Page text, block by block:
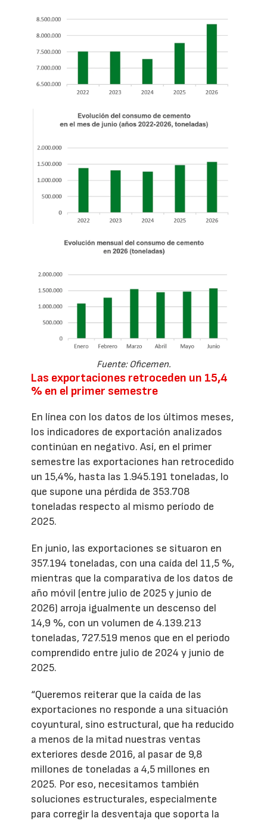
Fuente: Oficemen.
Las exportaciones retroceden un 15,4
% en el primer semestre
En línea con los datos de los últimos meses,
los indicadores de exportación analizados
continúan en negativo. Así, en el primer
semestre las exportaciones han retrocedido
un 15,4%, hasta las 1.945.191 toneladas, lo
que supone una pérdida de 353.708
toneladas respecto al mismo período de
2025.
En junio, las exportaciones se situaron en
357.194 toneladas, con una caída del 11,5 %,
mientras que la comparativa de los datos de
año móvil (entre julio de 2025 y junio de
2026) arroja igualmente un descenso del
14,9 %, con un volumen de 4.139.213
toneladas, 727.519 menos que en el periodo
comprendido entre julio de 2024 y junio de
2025.
“Queremos reiterar que la caída de las
exportaciones no responde a una situación
coyuntural, sino estructural, que ha reducido
a menos de la mitad nuestras ventas
exteriores desde 2016, al pasar de 9,8
millones de toneladas a 4,5 millones en
2025. Por eso, necesitamos también
soluciones estructurales, especialmente
para corregir la desventaja que soporta la